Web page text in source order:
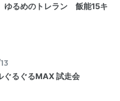
るめのトレラン 飯能15キ
るぐるMAX 試走会